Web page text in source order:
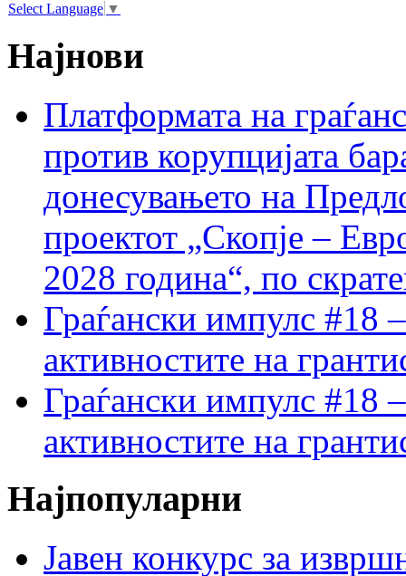
Select Language ▼
Најнови
Платформата на
против корупцијата
донесувањето на
проектот „Скопје –
2028 година“, по
Граѓански импулс #18
активностите на
Граѓански импулс #18
активностите на
Најпопуларни
Јавен конкурс за